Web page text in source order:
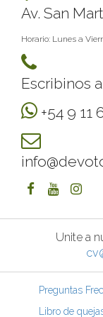
Av. San
Horario: Lunes a
Escribinos
+54 9 11
Unite a
Preguntas
Libro de